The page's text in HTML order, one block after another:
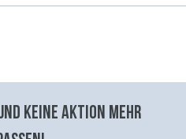
keine aktion mehr